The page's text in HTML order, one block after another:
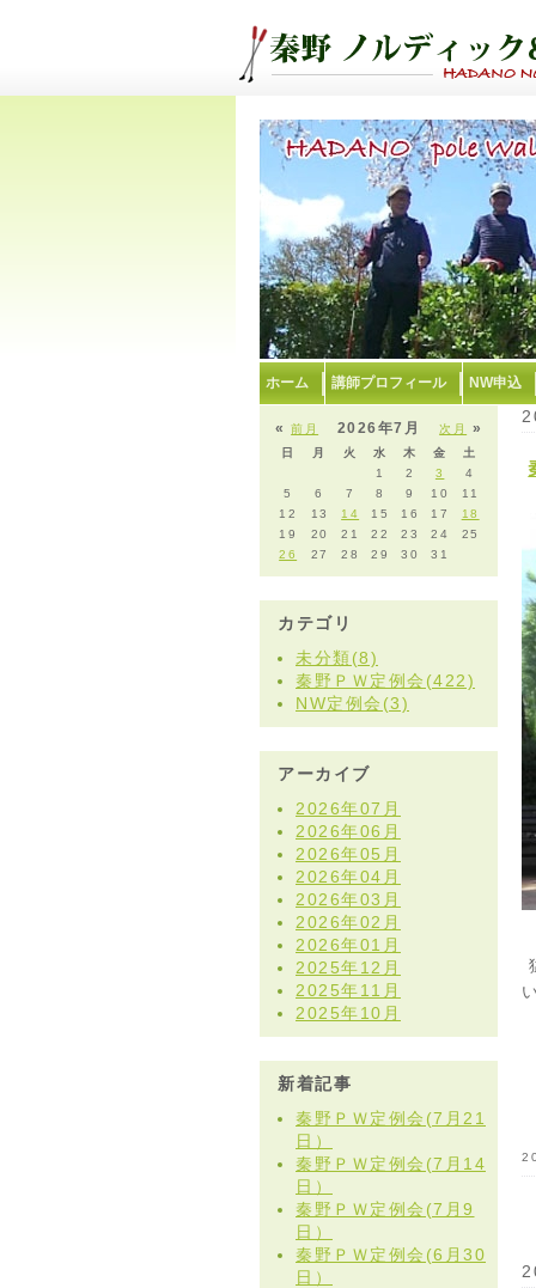
ホーム 講師プロフィール NW申込
«前月 次月 »
2026年7月
日 月 火 水 木 金
土
1
2 3
4
5
6 7 8 9 10
11
12
13 14 15 16 17
18
19
20 21 22 23 24
25
26
27 28 29 30 31
カテゴリ
未分類(8)
秦野ＰＷ定例会(422)
NW定例会(3)
アーカイブ
2026年07月
2026年06月
2026年05月
2026年04月
2026年03月
2026年02月
2026年01月
2025年12月
2025年11月
2025年10月
新着記事
秦野ＰＷ定例会(7月21
日）
秦野ＰＷ定例会(7月14
日）
秦野ＰＷ定例会(7月9
日）
秦野ＰＷ定例会(6月30
日）